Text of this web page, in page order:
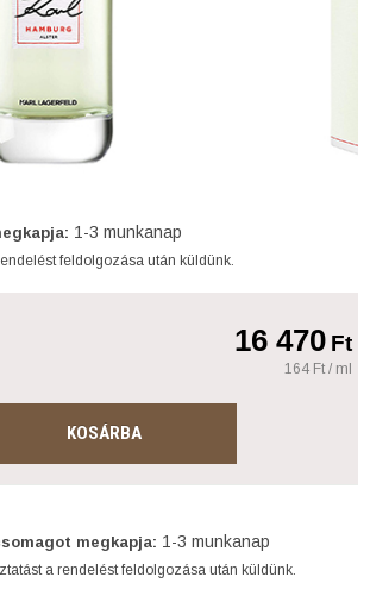
1-3 munkanap
feldolgozása után küldünk.
16 470Ft
164 Ft / ml
KOSÁRBA
megkapja: 1-3 munkanap
a rendelést feldolgozása után küldünk.